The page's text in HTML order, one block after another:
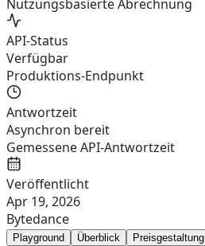
Nutzungsbasierte Abrechnung
API-Status
Verfügbar
Produktions-Endpunkt
Antwortzeit
Asynchron bereit
Gemessene API-Antwortzeit
Veröffentlicht
Apr 19, 2026
Bytedance
Playground Überblick Preisgestaltung